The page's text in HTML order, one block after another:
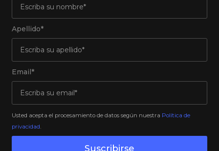
Apellido*
Email*
Usted acepta el procesamiento de datos según nuestra Política de
privacidad
Suscribirse